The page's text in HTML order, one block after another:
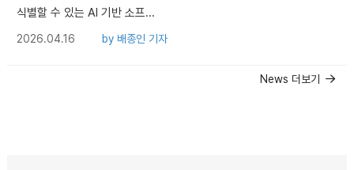
식별할 수 있는 AI 기반 소프...
2026.04.16 by 배종인 기자
News 더보기